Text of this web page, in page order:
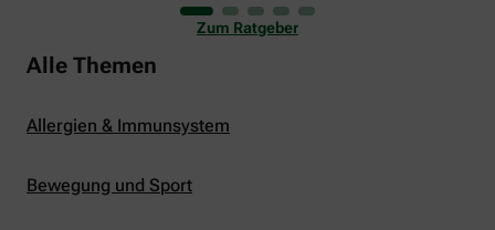
er uns auch ganz schön zu schaffen. Wenn die
Temperaturen tagsüber auf mehr als 30 Grad
klettern und uns warme Tropennächte den Schlaf
rauben, sehnen wir uns oft nach einem
Zum Ratgeber
Alle Themen
Allergien & Immunsystem
Bewegung und Sport